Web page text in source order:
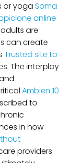
or yoga Soma
online
are
can create
Trusted site to
The interplay
Ambien 10
to
in how
providers